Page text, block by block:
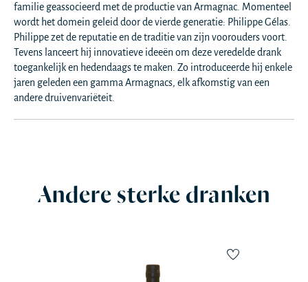
familie geassocieerd met de productie van Armagnac. Momenteel
wordt het domein geleid door de vierde generatie: Philippe Gélas.
Philippe zet de reputatie en de traditie van zijn voorouders voort.
Tevens lanceert hij innovatieve ideeën om deze veredelde drank
toegankelijk en hedendaags te maken. Zo introduceerde hij enkele
jaren geleden een gamma Armagnacs, elk afkomstig van een
andere druivenvariëteit.
Andere sterke dranken